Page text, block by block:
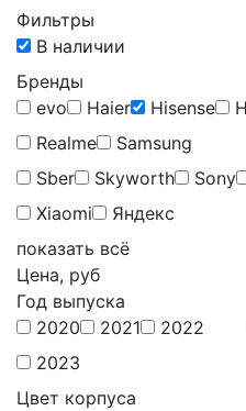
Фильтры
В наличии
Бренды
evo
Haier Hisense
Realme
Samsung
Sber
Skyworth Sony
Xiaomi
Яндекс
показать всё
Цена, руб
Год выпуска
2020
2021
2022
2023
Цвет корпуса